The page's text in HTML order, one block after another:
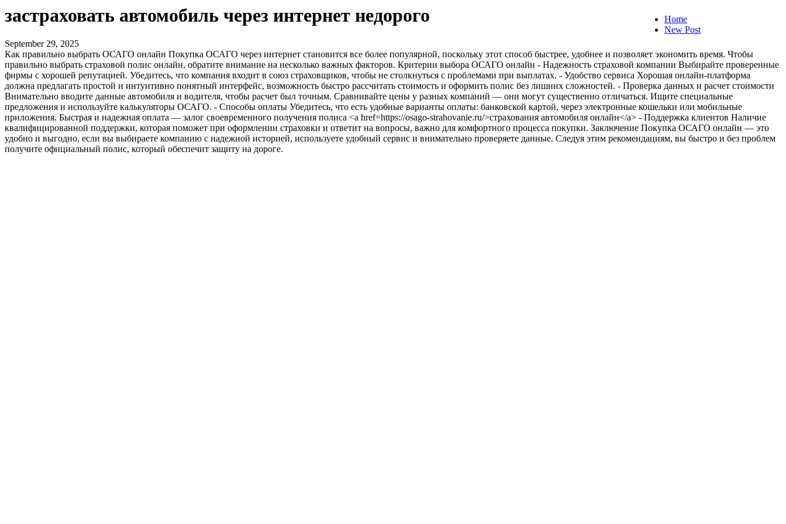
Home
New Post
застраховать автомобиль через интернет недорого
September 29, 2025
Как правильно выбрать ОСАГО онлайн Покупка ОСАГО через интернет становится все более популярной, поскольку этот способ быстрее, удобнее и позволяет экономить время. Чтобы
правильно выбрать страховой полис онлайн, обратите внимание на несколько важных факторов. Критерии выбора ОСАГО онлайн - Надежность страховой компании Выбирайте проверенные
фирмы с хорошей репутацией. Убедитесь, что компания входит в союз страховщиков, чтобы не столкнуться с проблемами при выплатах. - Удобство сервиса Хорошая онлайн-платформа
должна предлагать простой и интуитивно понятный интерфейс, возможность быстро рассчитать стоимость и оформить полис без лишних сложностей. - Проверка данных и расчет стоимости
Внимательно вводите данные автомобиля и водителя, чтобы расчет был точным. Сравнивайте цены у разных компаний — они могут существенно отличаться. Ищите специальные
предложения и используйте калькуляторы ОСАГО. - Способы оплаты Убедитесь, что есть удобные варианты оплаты: банковской картой, через электронные кошельки или мобильные
приложения. Быстрая и надежная оплата — залог своевременного получения полиса <a href=https://osago-strahovanie.ru/>страхования автомобиля онлайн</a> - Поддержка клиентов Наличие
квалифицированной поддержки, которая поможет при оформлении страховки и ответит на вопросы, важно для комфортного процесса покупки. Заключение Покупка ОСАГО онлайн — это
удобно и выгодно, если вы выбираете компанию с надежной историей, используете удобный сервис и внимательно проверяете данные. Следуя этим рекомендациям, вы быстро и без проблем
получите официальный полис, который обеспечит защиту на дороге.